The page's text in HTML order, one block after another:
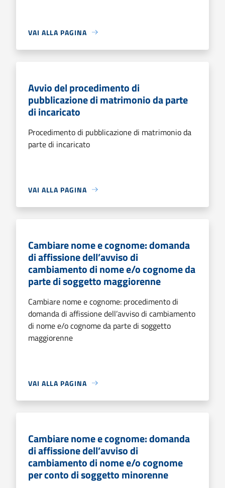
VAI ALLA PAGINA
Avvio del procedimento di
pubblicazione di matrimonio da parte
di incaricato
Procedimento di pubblicazione di matrimonio da
parte di incaricato
VAI ALLA PAGINA
Cambiare nome e cognome: domanda
di affissione dell’avviso di
cambiamento di nome e/o cognome da
parte di soggetto maggiorenne
Cambiare nome e cognome: procedimento di
domanda di affissione dell’avviso di cambiamento
di nome e/o cognome da parte di soggetto
maggiorenne
VAI ALLA PAGINA
Cambiare nome e cognome: domanda
di affissione dell’avviso di
cambiamento di nome e/o cognome
per conto di soggetto minorenne